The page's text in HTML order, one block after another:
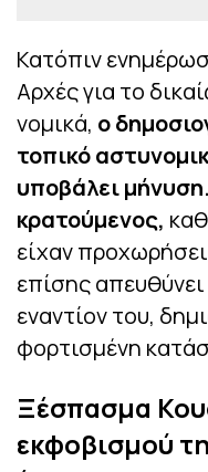
Κατόπιν
Αρχές για το
νομικά, ο
τοπικό
υποβάλει μήνυση.
κρατούμενος,
είχαν
επίσης
εναντίον του,
φορτισμένη
Ξέσπασμα
εκφοβισμού